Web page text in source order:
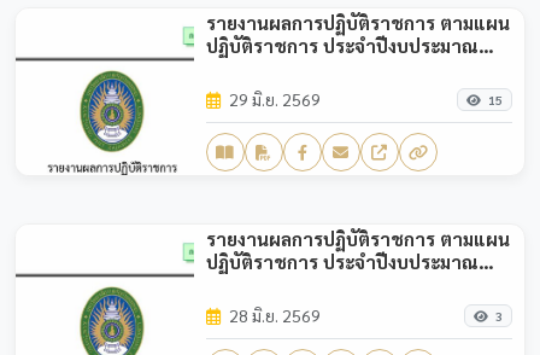
รายงานผลการปฏิบัติราชการ ตามแผน
ปฏิบัติราชการ ประจำปีงบประมาณ
29 มิ.ย. 2569 15
รายงานผลการปฏิบัติราชการ ตามแผน
ปฏิบัติราชการ ประจำปีงบประมาณ
28 มิ.ย. 2569 3